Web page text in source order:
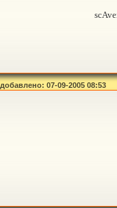
добавлено: 07-09-2005 08:53